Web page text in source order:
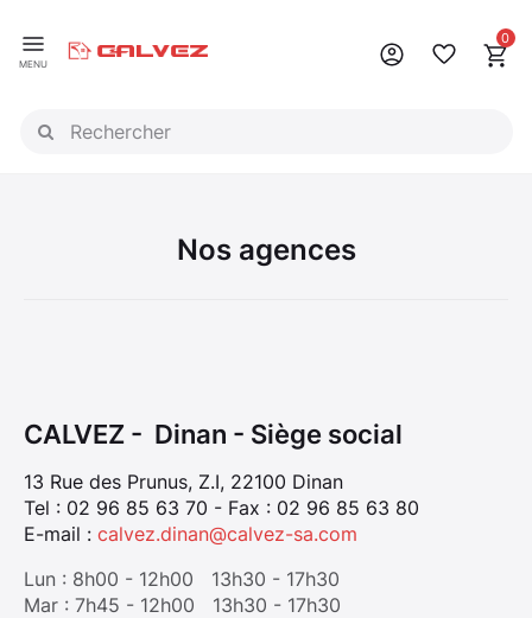
MENU
0
Nos agences
CALVEZ - Dinan - Siège social
13 Rue des Prunus, Z.I, 22100 Dinan
Tel : 02 96 85 63 70 - Fax : 02 96 85 63 80
E-mail : calvez.dinan@calvez-sa.com
Lun : 8h00 - 12h00 13h30 - 17h30
Mar : 7h45 - 12h00 13h30 - 17h30